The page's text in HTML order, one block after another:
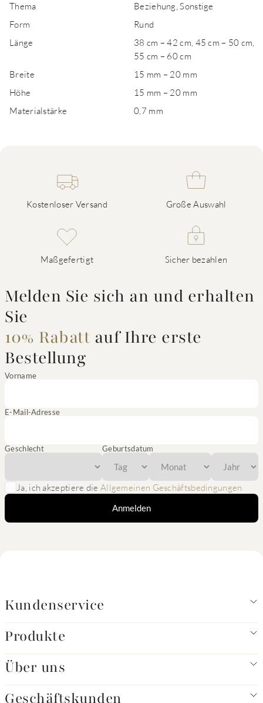
Thema
Beziehung, Sonstige
Form
Rund
Länge
38 cm – 42 cm, 45 cm – 50 cm,
55 cm – 60 cm
Breite
15 mm – 20 mm
Höhe
15 mm – 20 mm
Materialstärke
0,7 mm
Kostenloser Versand Große Auswahl
Maßgefertigt Sicher bezahlen
Melden Sie sich an und erhalten
Sie
10% Rabatt auf Ihre erste
Bestellung
Vorname
E-Mail-Adresse
Geschlecht Geburtsdatum
Ja, ich akzeptiere die Allgemeinen Geschäftsbedingungen
Anmelden
Kundenservice
Produkte
Über uns
Geschäftskunden